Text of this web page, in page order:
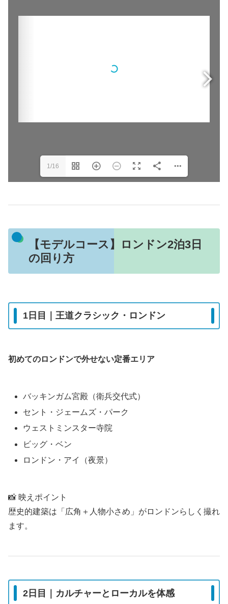
1/16
【モデルコース】ロンドン2泊3日
の回り方
1日目｜王道クラシック・ロンドン
初めてのロンドンで外せない定番エリア
バッキンガム宮殿（衛兵交代式）
セント・ジェームズ・パーク
ウェストミンスター寺院
ビッグ・ベン
ロンドン・アイ（夜景）
📸 映えポイント
歴史的建築は「広角＋人物小さめ」がロンドンらしく撮れ
ます。
2日目｜カルチャーとローカルを体感